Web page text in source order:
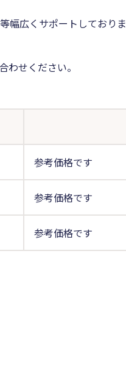
幅広くサポートしておりま
せください。
参考価格です
参考価格です
参考価格です